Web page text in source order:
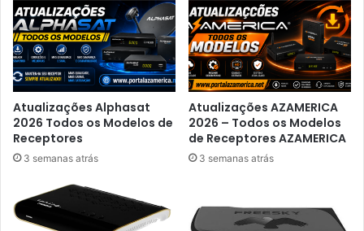
Atualizações Alphasat
2026 Todos os Modelos de
Receptores
3 semanas atrás
Atualizações AZAMERICA
2026 – Todos os Modelos
de Receptores AZAMERICA
3 semanas atrás